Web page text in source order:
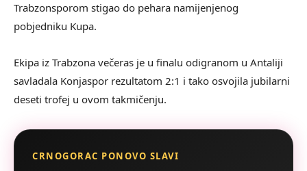
Trabzonsporom stigao do pehara namijenjenog
pobjedniku Kupa.
Ekipa iz Trabzona večeras je u finalu odigranom u Antaliji
savladala Konjaspor rezultatom 2:1 i tako osvojila jubilarni
deseti trofej u ovom takmičenju.
CRNOGORAC PONOVO SLAVI